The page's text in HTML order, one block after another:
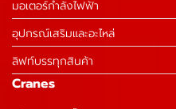
มอเตอร์กำลังไฟฟ้า
อุปกรณ์เสริมและอะไหล่
ลิฟท์บรรทุกสินค้า
Cranes